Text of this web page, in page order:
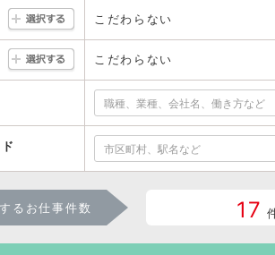
こだわらない
こだわらない
るお仕事件数 17